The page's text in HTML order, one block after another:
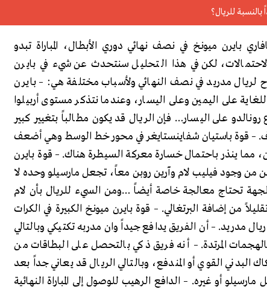
بايرن ميونخ في نصف نهائي دوري الأبطال، المباراة تبدو
لكن في هذا التحليل سنتحدث عن شيء في بايرن
لريال مدريد في نصف النهائي ولأسباب مختلفة هي: – بايرن
على اليمين وعلى اليسار، وعندما نتذكر مستوى أربيلوا
رونالدو على اليسار… فإن الريال قد يكون مطالباً بتغيير كبير
– قوة باستيان شفاينستايغر في محور خط الوسط وهي أضعف
مما ينذر باحتمال خسارة معركة السيطرة هناك. – قوة بايرن
من وجود فيليب لام وآرين روبن معاً، تجعل مارسيلو وحده لا
تحتاج معالجة خاصة أيضاً …ومن السيء للريال بأن لام
من إضافة البرتغالي. – قوة بايرن ميونخ الكبيرة في الكرات
مدريد. – أن الفريق يدافع جيداً وان مدربه تكتيكي وبالتالي
المرتدة. – أنه فريق ذكي بالتحصل على البطاقات من
القوي أو المندفع، وبالتالي الريال قد يعاني جداً بعد
أو غيره. – الدافع الرهيب للوصول إلى المباراة النهائية